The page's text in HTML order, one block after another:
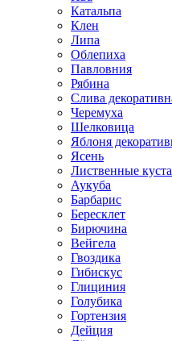
Катальпа
Клен
Липа
Облепиха
Павловния
Рябина
Слива
Черемуха
Шелковица
Яблоня
Ясень
Лиственные
Аукуба
Барбарис
Бересклет
Бирючина
Вейгела
Гвоздика
Гибискус
Глициния
Голубика
Гортензия
Дейция